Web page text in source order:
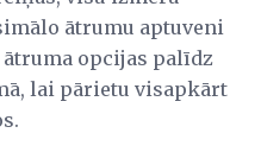
ātrumu aptuveni
ātruma opcijas palīdz
lai pārietu visapkārt